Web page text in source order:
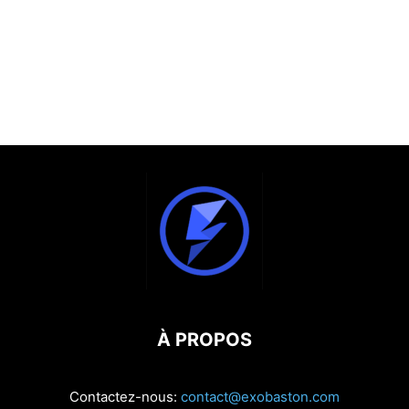
À PROPOS
Contactez-nous: contact@exobaston.com